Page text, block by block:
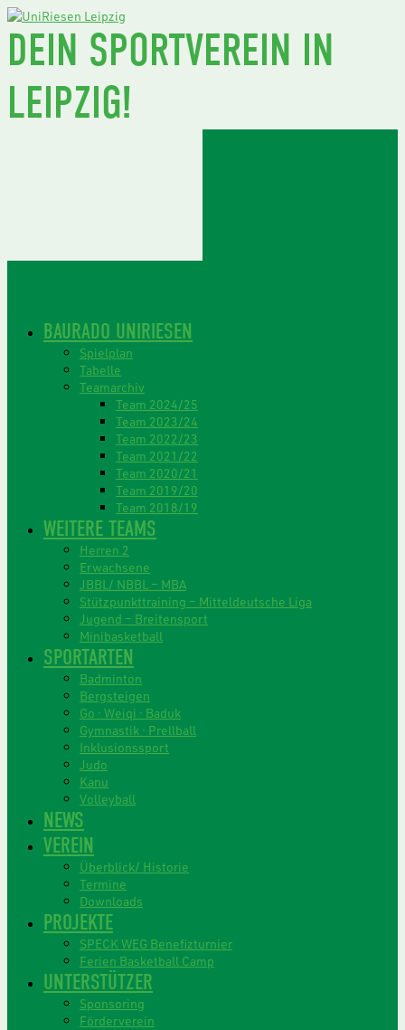
DEIN SPORTVEREIN IN
LEIPZIG!
BAURADO UNIRIESEN
Spielplan
Tabelle
Teamarchiv
Team 2024/25
Team 2023/24
Team 2022/23
Team 2021/22
Team 2020/21
Team 2019/20
Team 2018/19
WEITERE TEAMS
Herren 2
Erwachsene
JBBL/ NBBL – MBA
Stützpunkttraining – Mitteldeutsche Liga
Jugend – Breitensport
Minibasketball
SPORTARTEN
Badminton
Bergsteigen
Go · Weiqi · Baduk
Gymnastik · Prellball
Inklusionssport
Judo
Kanu
Volleyball
NEWS
VEREIN
Überblick/ Historie
Termine
Downloads
PROJEKTE
SPECK WEG Benefizturnier
Ferien Basketball Camp
UNTERSTÜTZER
Sponsoring
Förderverein